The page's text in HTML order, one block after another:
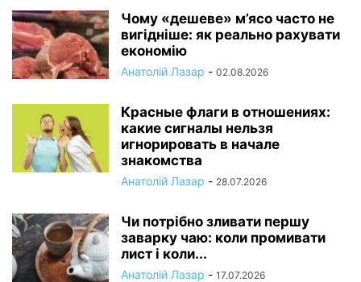
Чому «дешеве» м’ясо часто не
вигідніше: як реально рахувати
економію
Анатолій Лазар - 02.08.2026
Красные флаги в отношениях:
какие сигналы нельзя
игнорировать в начале
знакомства
Анатолій Лазар - 28.07.2026
Чи потрібно зливати першу
заварку чаю: коли промивати
лист і коли...
Анатолій Лазар - 17.07.2026